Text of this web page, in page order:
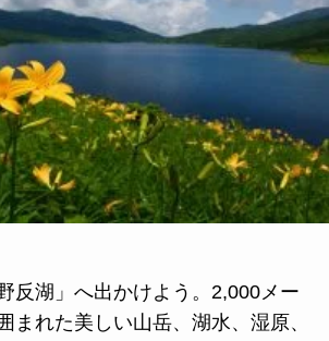
反湖」へ出かけよう。2,000メー
まれた美しい山岳、湖水、湿原、